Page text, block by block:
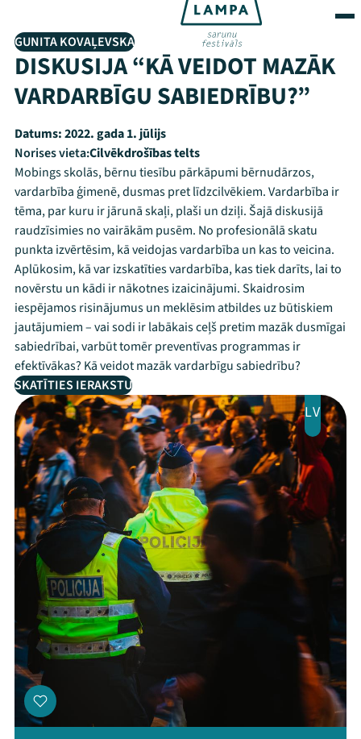
GUNITA KOVAĻEVSKA
DISKUSIJA “KĀ VEIDOT MAZĀK
VARDARBĪGU SABIEDRĪBU?”
Datums:2022. gada 1. jūlijs
Norises vieta:Cilvēkdrošības telts
Mobings skolās, bērnu tiesību pārkāpumi bērnudārzos,
vardarbība ģimenē, dusmas pret līdzcilvēkiem. Vardarbība ir
tēma, par kuru ir jārunā skaļi, plaši un dziļi. Šajā diskusijā
raudzīsimies no vairākām pusēm. No profesionālā skatu
punkta izvērtēsim, kā veidojas vardarbība un kas to veicina.
Aplūkosim, kā var izskatīties vardarbība, kas tiek darīts, lai to
novērstu un kādi ir nākotnes izaicinājumi. Skaidrosim
iespējamos risinājumus un meklēsim atbildes uz būtiskiem
jautājumiem – vai sodi ir labākais ceļš pretim mazāk dusmīgai
sabiedrībai, varbūt tomēr preventīvas programmas ir
efektīvākas? Kā veidot mazāk vardarbīgu sabiedrību?
SKATĪTIES IERAKSTU
LV